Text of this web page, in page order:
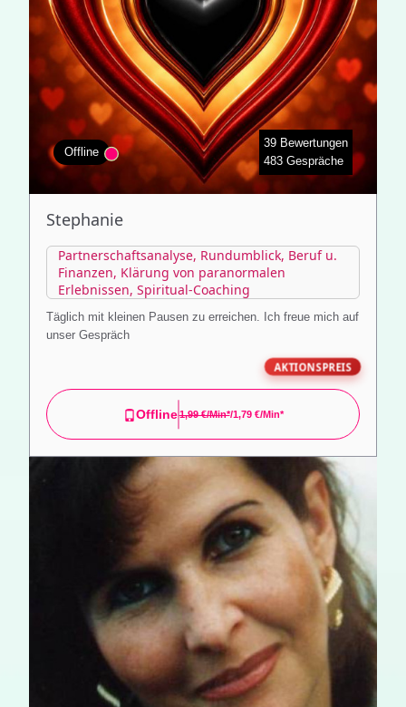
Offline
39 Bewertungen
483 Gespräche
Stephanie
Partnerschaftsanalyse, Rundumblick, Beruf u.
Finanzen, Klärung von paranormalen
Erlebnissen, Spiritual-Coaching
Täglich mit kleinen Pausen zu erreichen. Ich freue mich auf
unser Gespräch
AKTIONSPREIS
Offline1,99 €/min*/1,79 €/min*